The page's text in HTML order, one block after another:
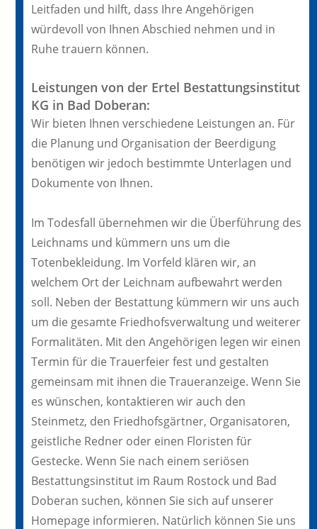
Leitfaden und hilft, dass Ihre Angehörigen
würdevoll von Ihnen Abschied nehmen und in
Ruhe trauern können.
Leistungen von der Ertel Bestattungsinstitut
KG in Bad Doberan:
Wir bieten Ihnen verschiedene Leistungen an. Für
die Planung und Organisation der Beerdigung
benötigen wir jedoch bestimmte Unterlagen und
Dokumente von Ihnen.
Im Todesfall übernehmen wir die Überführung des
Leichnams und kümmern uns um die
Totenbekleidung. Im Vorfeld klären wir, an
welchem Ort der Leichnam aufbewahrt werden
soll. Neben der Bestattung kümmern wir uns auch
um die gesamte Friedhofsverwaltung und weiterer
Formalitäten. Mit den Angehörigen legen wir einen
Termin für die Trauerfeier fest und gestalten
gemeinsam mit ihnen die Traueranzeige. Wenn Sie
es wünschen, kontaktieren wir auch den
Steinmetz, den Friedhofsgärtner, Organisatoren,
geistliche Redner oder einen Floristen für
Gestecke. Wenn Sie nach einem seriösen
Bestattungsinstitut im Raum Rostock und Bad
Doberan suchen, können Sie sich auf unserer
Homepage informieren. Natürlich können Sie uns